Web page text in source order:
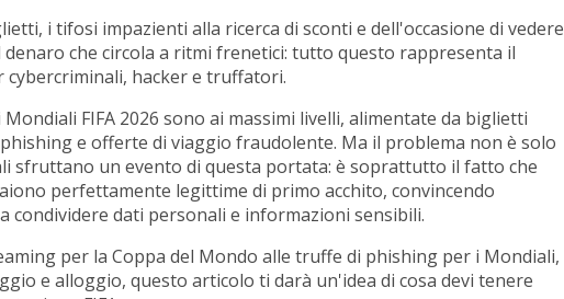
i tifosi impazienti alla ricerca di sconti e dell'occasione di vedere
denaro che circola a ritmi frenetici: tutto questo rappresenta il
cybercriminali, hacker e truffatori.
FIFA 2026 sono ai massimi livelli, alimentate da biglietti
e offerte di viaggio fraudolente. Ma il problema non è solo
sfruttano un evento di questa portata: è soprattutto il fatto che
perfettamente legittime di primo acchito, convincendo
condividere dati personali e informazioni sensibili.
per la Coppa del Mondo alle truffe di phishing per i Mondiali,
e alloggio, questo articolo ti darà un'idea di cosa devi tenere